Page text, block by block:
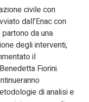
civile con
dall’Enac con
da una
degli interventi,
il
Fiorini.
di analisi e